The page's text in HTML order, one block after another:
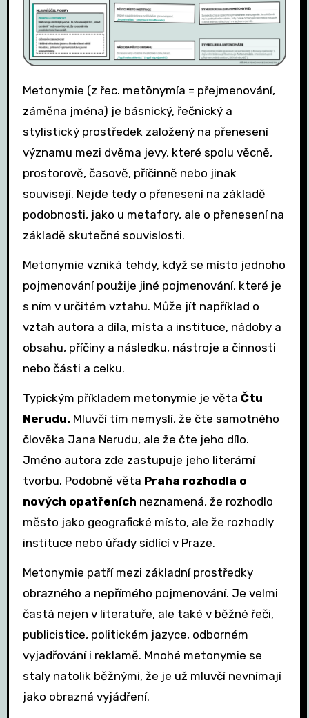
Metonymie (z řec. metōnymía = přejmenování,
záměna jména) je básnický, řečnický a
stylistický prostředek založený na přenesení
významu mezi dvěma jevy, které spolu věcně,
prostorově, časově, příčinně nebo jinak
souvisejí. Nejde tedy o přenesení na základě
podobnosti, jako u metafory, ale o přenesení na
základě skutečné souvislosti.
Metonymie vzniká tehdy, když se místo jednoho
pojmenování použije jiné pojmenování, které je
s ním v určitém vztahu. Může jít například o
vztah autora a díla, místa a instituce, nádoby a
obsahu, příčiny a následku, nástroje a činnosti
nebo části a celku.
Typickým příkladem metonymie je věta Čtu
Nerudu. Mluvčí tím nemyslí, že čte samotného
člověka Jana Nerudu, ale že čte jeho dílo.
Jméno autora zde zastupuje jeho literární
tvorbu. Podobně věta Praha rozhodla o
nových opatřeních neznamená, že rozhodlo
město jako geografické místo, ale že rozhodly
instituce nebo úřady sídlící v Praze.
Metonymie patří mezi základní prostředky
obrazného a nepřímého pojmenování. Je velmi
častá nejen v literatuře, ale také v běžné řeči,
publicistice, politickém jazyce, odborném
vyjadřování i reklamě. Mnohé metonymie se
staly natolik běžnými, že je už mluvčí nevnímají
jako obrazná vyjádření.